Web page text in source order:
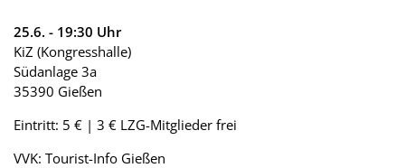
25.6. - 19:30 Uhr
KiZ (Kongresshalle)
Südanlage 3a
35390 Gießen
Eintritt: 5 € | 3 € LZG-Mitglieder frei
VVK: Tourist-Info Gießen